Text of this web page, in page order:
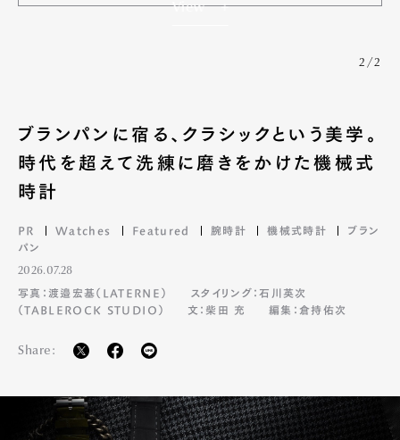
View
2/2
ブランパンに宿る、クラシックという美学。
時代を超えて洗練に磨きをかけた機械式
時計
PR Watches Featured 腕時計 機械式時計
ブラン
パン
2026.07.28
写真：渡邉宏基（LATERNE）
スタイリング：石川英次
（TABLEROCK STUDIO）
文：柴田 充 編集：倉持佑次
Share: